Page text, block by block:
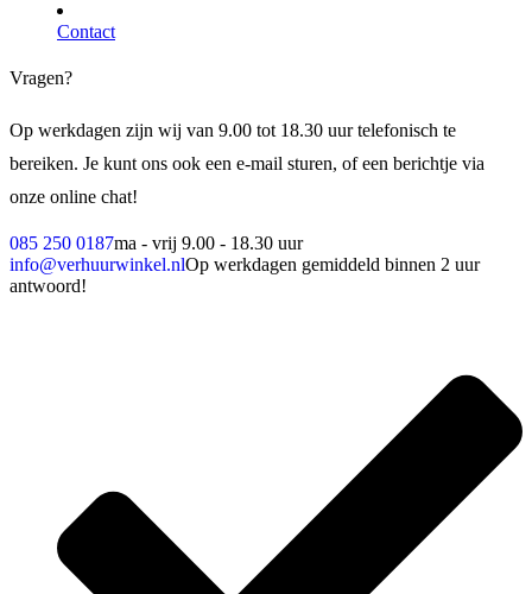
Contact
Vragen?
Op werkdagen zijn wij van 9.00 tot 18.30 uur telefonisch te
bereiken. Je kunt ons ook een e-mail sturen, of een berichtje via
onze online chat!
085 250 0187ma - vrij 9.00 - 18.30 uur
info@verhuurwinkel.nlOp werkdagen gemiddeld binnen 2 uur
antwoord!